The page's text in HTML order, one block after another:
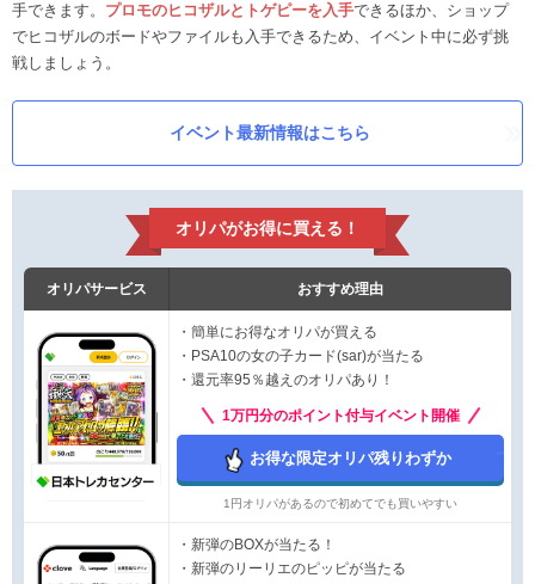
手できます。 プロモのヒコザルとトゲピーを入手できるほか、ショップ
でヒコザルのボードやファイルも入手できるため、イベント中に必ず挑
戦しましょう。
イベント最新情報はこちら
オリパがお得に買える！
オリパサービス おすすめ理由
・簡単にお得なオリパが買える
・PSA10の女の子カード(sar)が当たる
・還元率95％越えのオリパあり！
1万円分のポイント付与イベント開催
お得な限定オリパ残りわずか
1円オリパがあるので初めてでも買いやすい
・新弾のBOXが当たる！
・新弾のリーリエのピッピが当たる